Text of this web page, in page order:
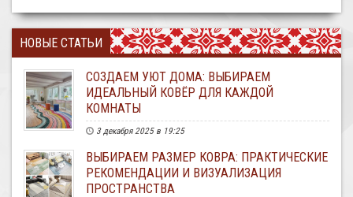
НОВЫЕ СТАТЬИ
СОЗДАЕМ УЮТ ДОМА: ВЫБИРАЕМ
ИДЕАЛЬНЫЙ КОВЁР ДЛЯ КАЖДОЙ
КОМНАТЫ
3 декабря 2025 в 19:25
ВЫБИРАЕМ РАЗМЕР КОВРА: ПРАКТИЧЕСКИЕ
РЕКОМЕНДАЦИИ И ВИЗУАЛИЗАЦИЯ
ПРОСТРАНСТВА